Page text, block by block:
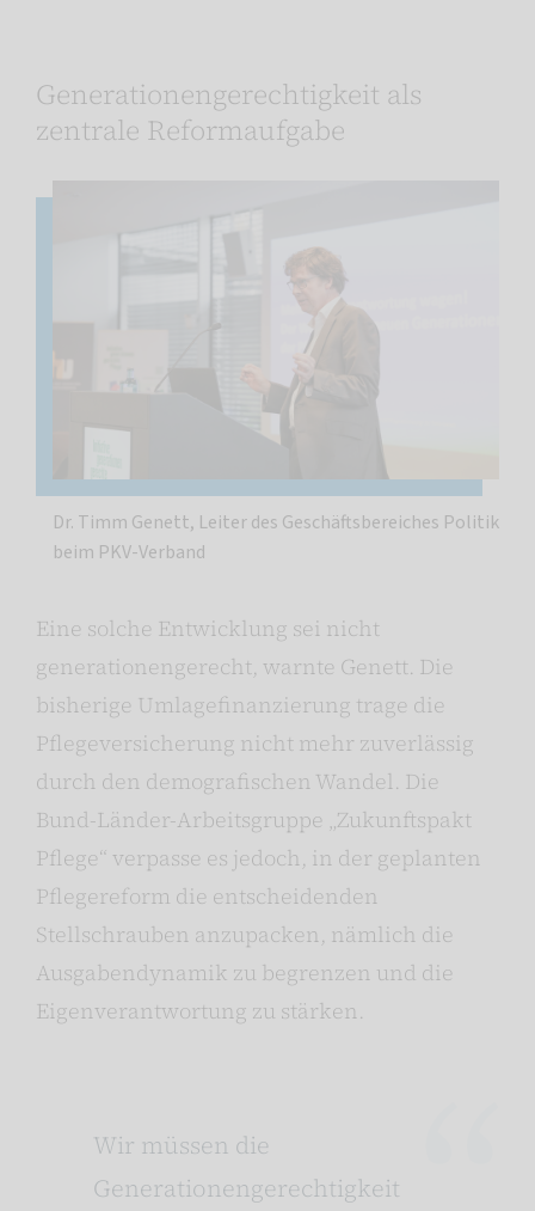
Dr. Timm Genett, Leiter des Geschäftsbereiches Politik
beim PKV-Verband
Generationengerechtigkeit als
zentrale Reformaufgabe
Eine solche Entwicklung sei nicht
generationengerecht, warnte Genett. Die
bisherige Umlagefinanzierung trage die
Pflegeversicherung nicht mehr zuverlässig
durch den demografischen Wandel. Die
Bund-Länder-Arbeitsgruppe „Zukunftspakt
Pflege“ verpasse es jedoch, in der geplanten
Pflegereform die entscheidenden
Stellschrauben anzupacken, nämlich die
Ausgabendynamik zu begrenzen und die
Eigenverantwortung zu stärken.
Wir müssen die
Generationengerechtigkeit